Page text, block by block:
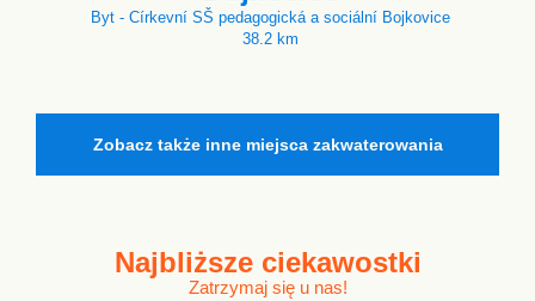
Byt - Církevní SŠ pedagogická a sociální Bojkovice
38.2 km
Zobacz także inne miejsca zakwaterowania
Najbliższe ciekawostki
Zatrzymaj się u nas!